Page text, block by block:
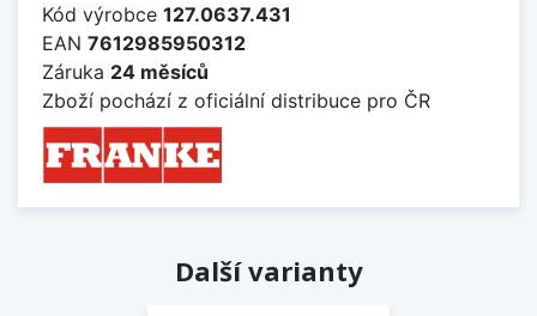
Kód výrobce 127.0637.431
EAN 7612985950312
Záruka 24 měsíců
Zboží pochází z oficiální distribuce pro ČR
Další varianty